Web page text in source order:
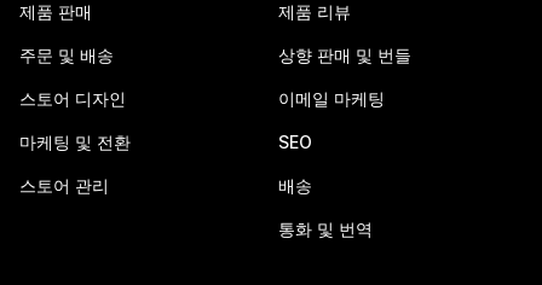
제품 판매
주문 및 배송
스토어 디자인
마케팅 및 전환
스토어 관리
제품 리뷰
상향 판매 및 번들
이메일 마케팅
SEO
배송
통화 및 번역